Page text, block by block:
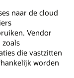
naar de cloud
Vendor
die vastzitten
worden